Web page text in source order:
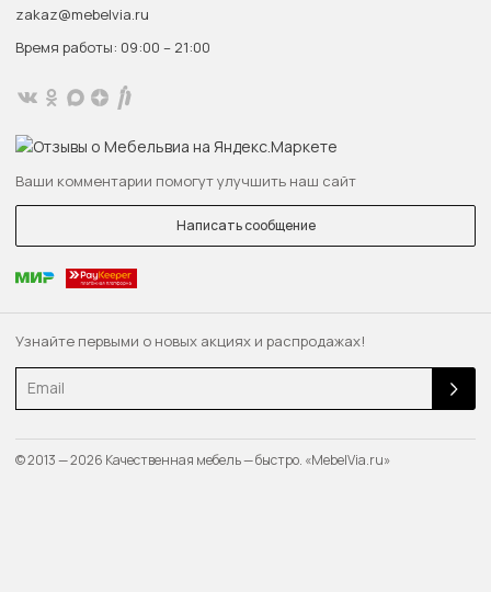
Узнайте первыми о новых акциях и распродажах!
zakaz@mebelvia.ru
Время работы: 09:00 – 21:00
Ваши комментарии помогут улучшить наш сайт
Написать сообщение
© 2013 — 2026 Качественная мебель — быстро. «MebelVia.ru»